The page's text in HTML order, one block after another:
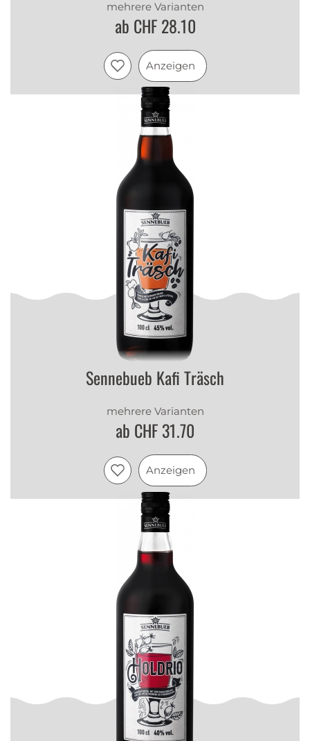
mehrere Varianten
ab CHF 28.10
Anzeigen
Sennebueb Kafi Träsch
mehrere Varianten
ab CHF 31.70
Anzeigen